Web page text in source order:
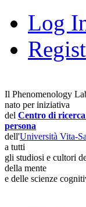
Log
Il Phenomenology
nato per iniziativa
del Centro di ricerca
persona
dell'Università Vita-
a tutti
gli studiosi e cultori
della mente
e delle scienze